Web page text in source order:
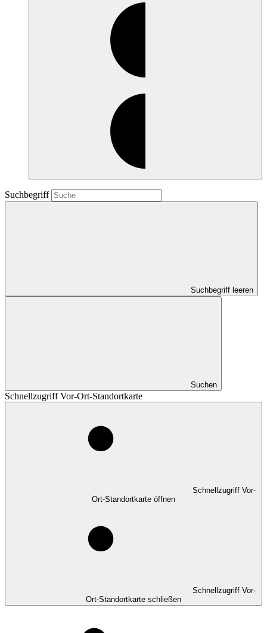
Suchbegriff
Suchbegriff leeren
Suchen
Schnellzugriff Vor-Ort-Standortkarte
Schnellzugriff Vor-
Ort-Standortkarte öffnen
Schnellzugriff Vor-
Ort-Standortkarte schließen